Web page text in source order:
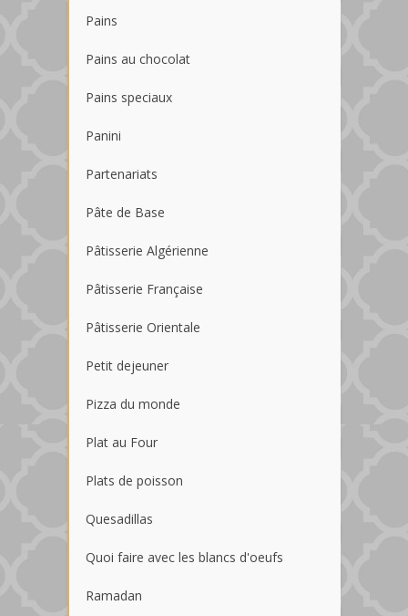
Pains
Pains au chocolat
Pains speciaux
Panini
Partenariats
Pâte de Base
Pâtisserie Algérienne
Pâtisserie Française
Pâtisserie Orientale
Petit dejeuner
Pizza du monde
Plat au Four
Plats de poisson
Quesadillas
Quoi faire avec les blancs d'oeufs
Ramadan